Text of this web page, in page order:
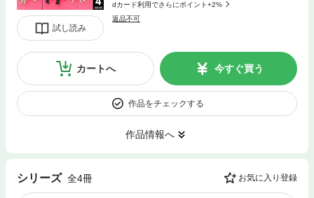
試し読み
dカード利用でさらにポイント+2%
返品不可
カートへ 今すぐ買う
作品をチェックする
作品情報へ
シリーズ 全4冊 お気に入り登録